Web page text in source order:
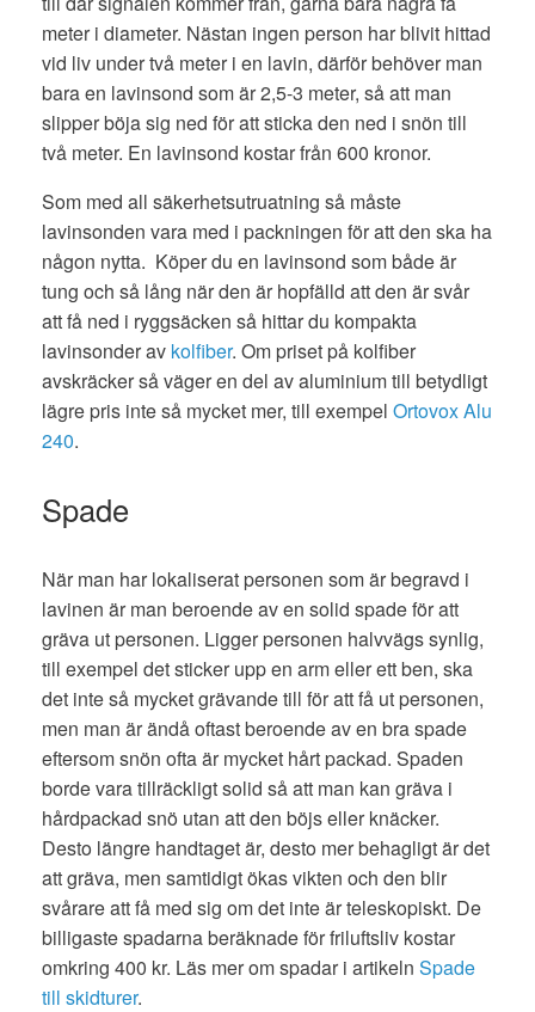
meter i diameter. Nästan ingen person har blivit hittad
vid liv under två meter i en lavin, därför behöver man
bara en lavinsond som är 2,5-3 meter, så att man
slipper böja sig ned för att sticka den ned i snön till
två meter. En lavinsond kostar från 600 kronor.
Som med all säkerhetsutruatning så måste
lavinsonden vara med i packningen för att den ska ha
någon nytta. Köper du en lavinsond som både är
tung och så lång när den är hopfälld att den är svår
att få ned i ryggsäcken så hittar du kompakta
lavinsonder av kolfiber. Om priset på kolfiber
avskräcker så väger en del av aluminium till betydligt
lägre pris inte så mycket mer, till exempel Ortovox Alu
240.
Spade
När man har lokaliserat personen som är begravd i
lavinen är man beroende av en solid spade för att
gräva ut personen. Ligger personen halvvägs synlig,
till exempel det sticker upp en arm eller ett ben, ska
det inte så mycket grävande till för att få ut personen,
men man är ändå oftast beroende av en bra spade
eftersom snön ofta är mycket hårt packad. Spaden
borde vara tillräckligt solid så att man kan gräva i
hårdpackad snö utan att den böjs eller knäcker.
Desto längre handtaget är, desto mer behagligt är det
att gräva, men samtidigt ökas vikten och den blir
svårare att få med sig om det inte är teleskopiskt. De
billigaste spadarna beräknade för friluftsliv kostar
omkring 400 kr. Läs mer om spadar i artikeln Spade
till skidturer.